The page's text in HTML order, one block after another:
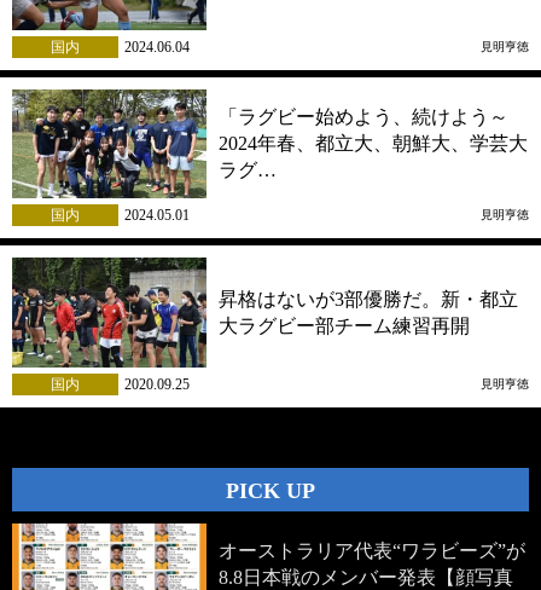
国内 2024.06.04 見明亨徳
「ラグビー始めよう、続けよう～
2024年春、都立大、朝鮮大、学芸大
ラグ…
国内 2024.05.01 見明亨徳
昇格はないが3部優勝だ。新・都立
大ラグビー部チーム練習再開
国内 2020.09.25 見明亨徳
PICK UP
オーストラリア代表“ワラビーズ”が
8.8日本戦のメンバー発表【顔写真